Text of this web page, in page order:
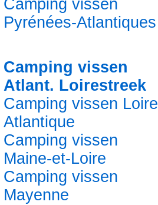
Camping vissen
Pyrénées-Atlantiques
Camping vissen
Atlant. Loirestreek
Camping vissen Loire
Atlantique
Camping vissen
Maine-et-Loire
Camping vissen
Mayenne